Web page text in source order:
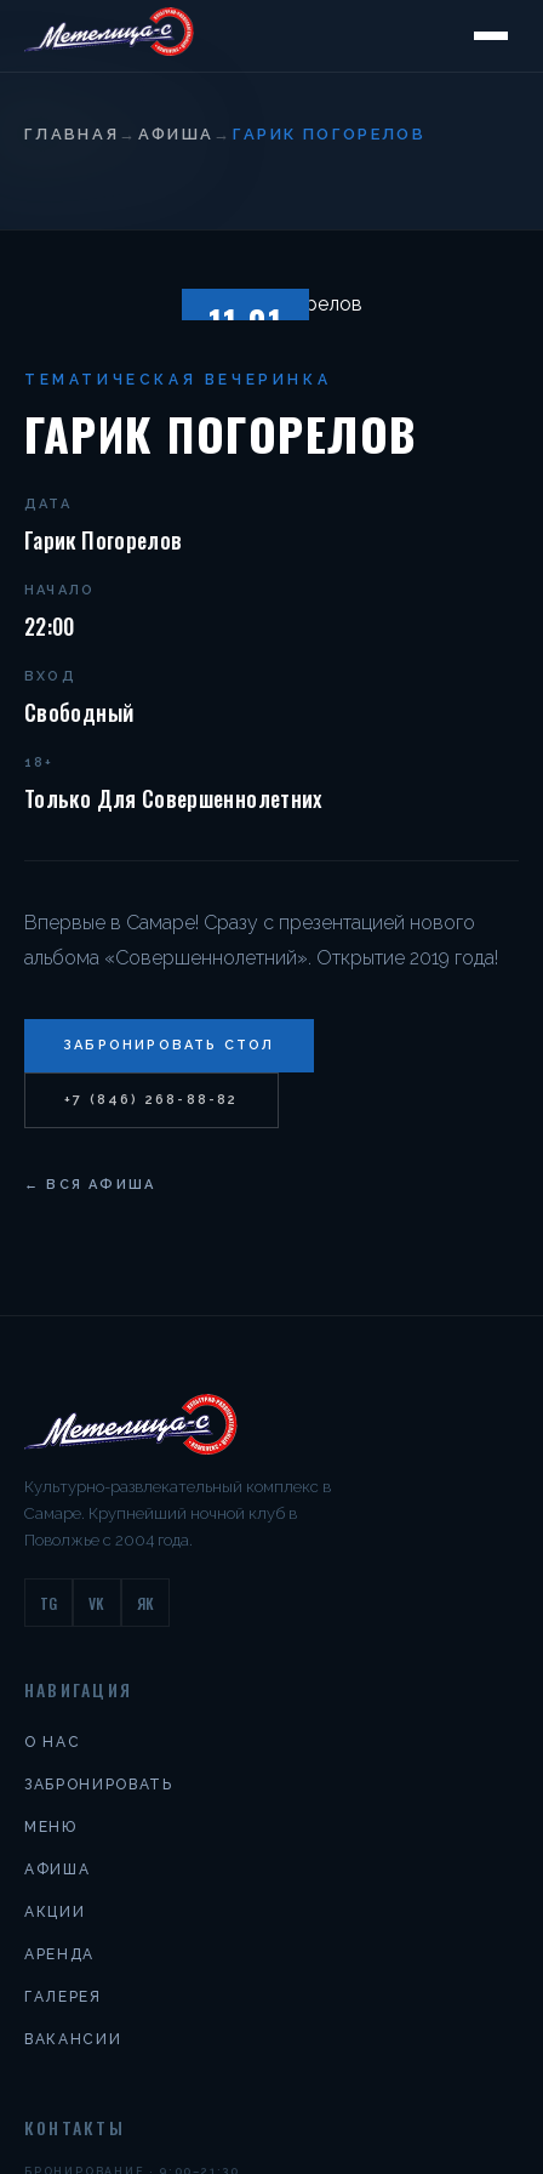
ГЛАВНАЯ → АФИША → ГАРИК ПОГОРЕЛОВ
11.01
ТЕМАТИЧЕСКАЯ ВЕЧЕРИНКА
ГАРИК ПОГОРЕЛОВ
ДАТА
Гарик Погорелов
НАЧАЛО
22:00
ВХОД
Свободный
18+
Только Для Совершеннолетних
Впервые в Самаре! Сразу с презентацией нового
альбома «Совершеннолетний». Открытие 2019 года!
ЗАБРОНИРОВАТЬ СТОЛ
+7 (846) 268-88-82
← ВСЯ АФИША
Культурно-развлекательный комплекс в
Самаре. Крупнейший ночной клуб в
Поволжье с 2004 года.
TG VK ЯК
НАВИГАЦИЯ
О НАС
ЗАБРОНИРОВАТЬ
МЕНЮ
АФИША
АКЦИИ
АРЕНДА
ГАЛЕРЕЯ
ВАКАНСИИ
КОНТАКТЫ
БРОНИРОВАНИЕ · 9:00–21:30